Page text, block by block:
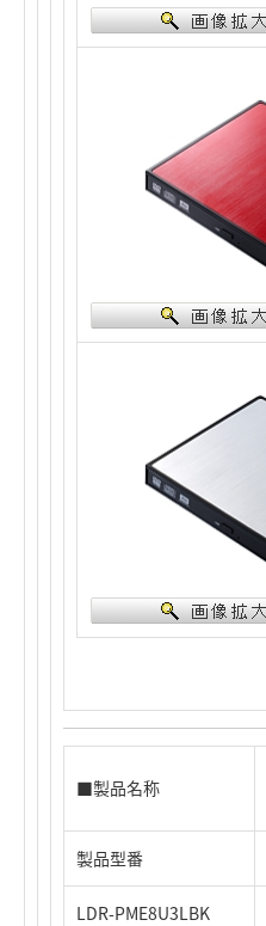
■製品名称
製品型番
LDR-PME8U3LBK